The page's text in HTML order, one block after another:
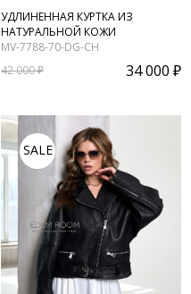
УДЛИНЕННАЯ КУРТКА ИЗ
НАТУРАЛЬНОЙ КОЖИ
MV-7788-70-DG-CH
42 000 ₽
34 000 ₽
SALE